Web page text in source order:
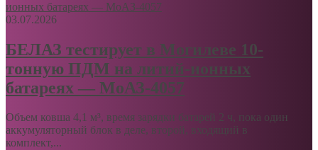
03.07.2026
БЕЛАЗ тестирует в Могилеве 10-
тонную ПДМ на литий-ионных
батареях — МоАЗ-4057
Объем ковша 4,1 м³, время зарядки батарей 2 ч, пока один
аккумуляторный блок в деле, второй, входящий в
комплект,...